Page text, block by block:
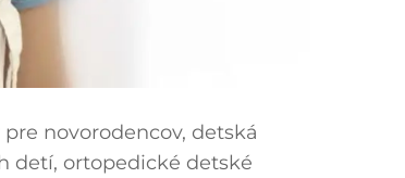
novorodencov, detská
detí, ortopedické detské